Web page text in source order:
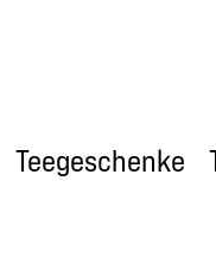
Teegeschenke